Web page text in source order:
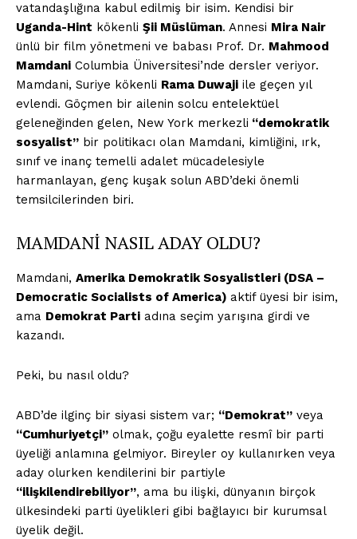
vatandaşlığına kabul edilmiş bir isim. Kendisi bir
Uganda-Hint kökenli Şii Müslüman. Annesi Mira Nair
ünlü bir film yönetmeni ve babası Prof. Dr. Mahmood
Mamdani Columbia Üniversitesi’nde dersler veriyor.
Mamdani, Suriye kökenli Rama Duwaji ile geçen yıl
evlendi. Göçmen bir ailenin solcu entelektüel
geleneğinden gelen, New York merkezli “demokratik
sosyalist” bir politikacı olan Mamdani, kimliğini, ırk,
sınıf ve inanç temelli adalet mücadelesiyle
harmanlayan, genç kuşak solun ABD’deki önemli
temsilcilerinden biri.
MAMDANİ NASIL ADAY OLDU?
Mamdani, Amerika Demokratik Sosyalistleri (DSA –
Democratic Socialists of America) aktif üyesi bir isim,
ama Demokrat Parti adına seçim yarışına girdi ve
kazandı.
Peki, bu nasıl oldu?
ABD’de ilginç bir siyasi sistem var; “Demokrat” veya
“Cumhuriyetçi” olmak, çoğu eyalette resmî bir parti
üyeliği anlamına gelmiyor. Bireyler oy kullanırken veya
aday olurken kendilerini bir partiyle
“ilişkilendirebiliyor”, ama bu ilişki, dünyanın birçok
ülkesindeki parti üyelikleri gibi bağlayıcı bir kurumsal
üyelik değil.